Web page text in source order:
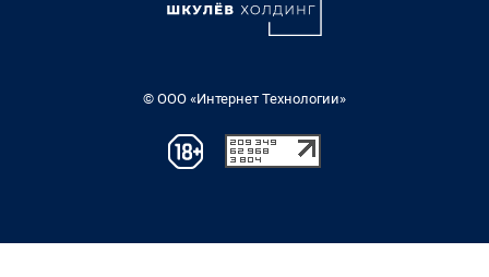
© ООО «Интернет Технологии»